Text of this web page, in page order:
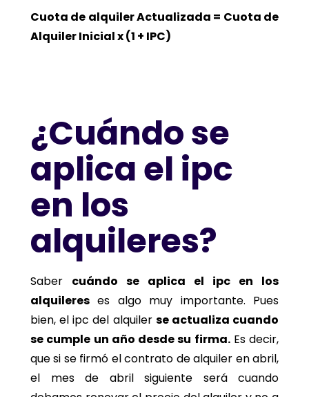
Cuota de alquiler Actualizada = Cuota de
Alquiler Inicial x (1 + IPC)
¿Cuándo se
aplica el ipc
en los
alquileres?
Saber cuándo se aplica el ipc en los
alquileres es algo muy importante. Pues
bien, el ipc del alquiler se actualiza cuando
se cumple un año desde su firma.Es decir,
que si se firmó el contrato de alquiler en abril,
el mes de abril siguiente será cuando